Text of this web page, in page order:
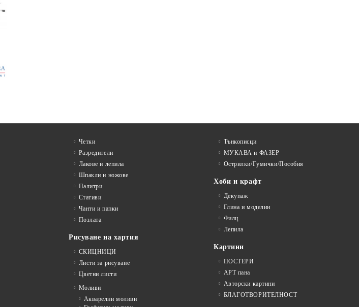
Четки
Разредители
Лакове и лепила
Шпакли и ножове
Палитри
Стативи
Чанти и папки
Позлата
Рисуване на хартия
СКИЦНИЦИ
Листи за рисуване
Цветни листи
Моливи
Акварелни моливи
Тънкописци
МУКАВА и ФАЗЕР
Острилки/Гумички/Пособия
Хоби и крафт
Декупаж
Глина и моделин
Филц
Лепила
Картини
ПОСТЕРИ
АРТ пана
Авторски картини
БЛАГОТВОРИТЕЛНОСТ